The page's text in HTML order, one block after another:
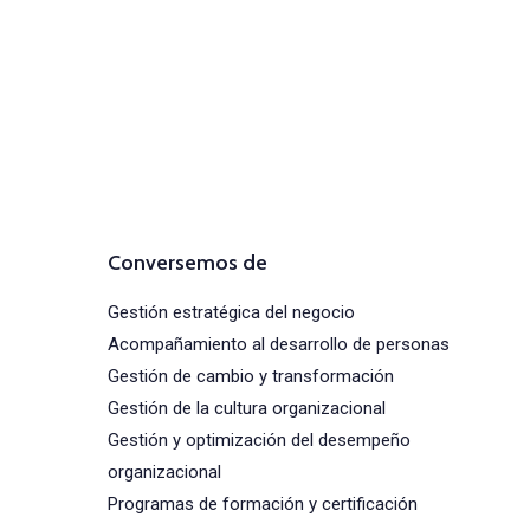
Conversemos de
Gestión estratégica del negocio
Acompañamiento al desarrollo de personas
Gestión de cambio y transformación
Gestión de la cultura organizacional
Gestión y optimización del desempeño
organizacional
Programas de formación y certificación